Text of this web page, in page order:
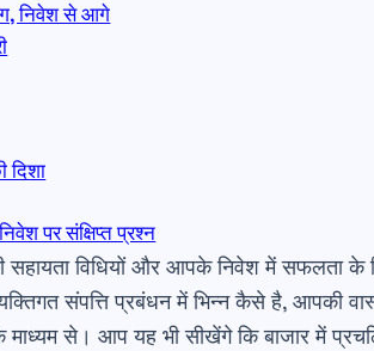
निवेश से आगे
पर संक्षिप्त प्रश्न
विधियों और आपके निवेश में सफलता के
संपत्ति प्रबंधन में भिन्न कैसे है, आपकी
माध्यम से। आप यह भी सीखेंगे कि बाजार में